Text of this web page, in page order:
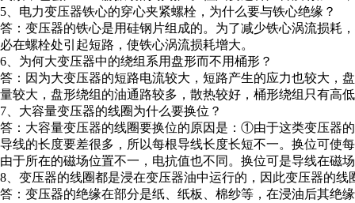
5、电力变压器铁心的穿心夹紧螺栓，为什么要与铁心绝缘？
答：变压器的铁心是用硅钢片组成的。为了减少铁心涡流损耗
必在螺栓处引起短路，使铁心涡流损耗增大。
6、为何大变压器中的绕组系用盘形而不用桶形？
答：因为大变压器的短路电流较大，短路产生的应力也较大，
量较大，盘形绕组的油通路较多，散热较好，桶形绕组只有高
7、大容量变压器的线圈为什么要换位？
答：大容量变压器的线圈要换位的原因是：①由于这类变压器
导线的长度要差很多，所以每根导线长度长短不一。换位可
由于所在的磁场位置不一，电抗值也不同。换位可是导线在磁
8、变压器的线圈都是浸在变压器油中运行的，因此变压器的线
答：变压器的绝缘在部分是纸、纸板、棉纱等，在浸油后其绝